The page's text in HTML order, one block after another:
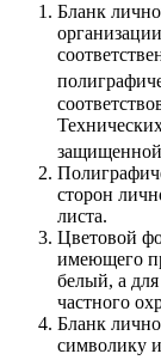
Бланк
защищенной
сторон
листа.
Цветовой
имеющего
белый, а
частного
Бланк
символику